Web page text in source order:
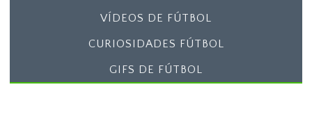
VÍDEOS DE FÚTBOL
CURIOSIDADES FÚTBOL
GIFS DE FÚTBOL